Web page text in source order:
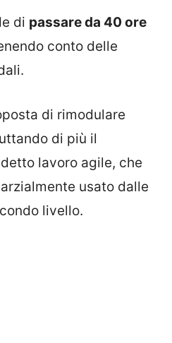
di passare da 40 ore
conto delle
di rimodulare
di più il
lavoro agile, che
usato dalle
livello.